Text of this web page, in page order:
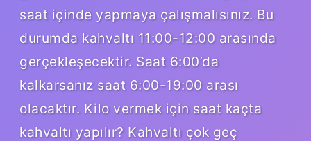
saat içinde yapmaya çalışmalısınız. Bu
durumda kahvaltı 11:00-12:00 arasında
gerçekleşecektir. Saat 6:00’da
kalkarsanız saat 6:00-19:00 arası
olacaktır. Kilo vermek için saat kaçta
kahvaltı yapılır? Kahvaltı çok geç